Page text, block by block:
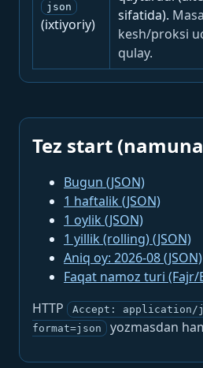
json
(ixtiyoriy)
sifatida).
kesh/proksi
qulay.
Tez start
Bugun (JSON)
1 haftalik (JSON)
1 oylik (JSON)
1 yillik (rolling) (JSON)
Aniq oy: 2026-08 (JSON)
Faqat namoz turi (Fajr/
HTTP
Accept: application/
format=json
yozmasdan